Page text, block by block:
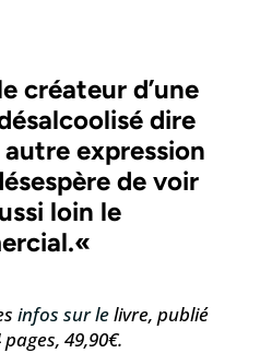
créateur d’une
dire
expression
de voir
loin le
«
infos sur lelivre, publié
49,90€.